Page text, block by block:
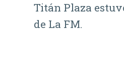
Titán Plaza
de La FM.